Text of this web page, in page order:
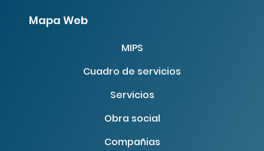
Volver a especialistas
Mapa Web
MIPS
Cuadro de servicios
Servicios
Obra social
Compañias